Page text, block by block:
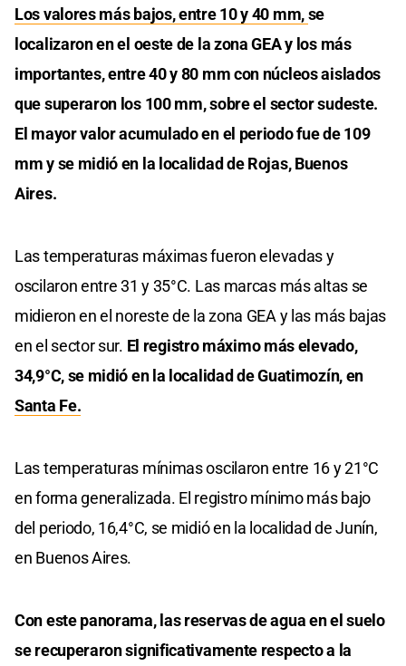
Los valores más bajos, entre 10 y 40 mm,se
localizaron en el oeste de la zona GEA y los más
importantes, entre 40 y 80 mm con núcleos aislados
que superaron los 100 mm, sobre el sector sudeste.
El mayor valor acumulado en el periodo fue de 109
mm y se midió en la localidad de Rojas, Buenos
Aires.
Las temperaturas máximas fueron elevadas y
oscilaron entre 31 y 35°C. Las marcas más altas se
midieron en el noreste de la zona GEA y las más bajas
en el sector sur. El registro máximo más elevado,
34,9°C, se midió en la localidad de Guatimozín, en
Santa Fe.
Las temperaturas mínimas oscilaron entre 16 y 21°C
en forma generalizada. El registro mínimo más bajo
del periodo, 16,4°C, se midió en la localidad de Junín,
en Buenos Aires.
Con este panorama, las reservas de agua en el suelo
se recuperaron significativamente respecto a la